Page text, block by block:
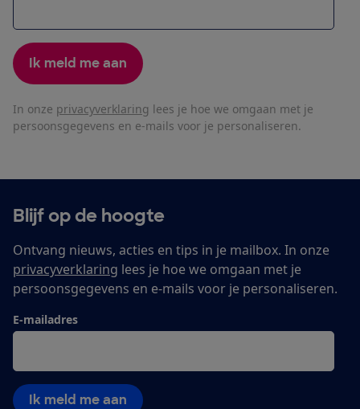
Ik meld me aan
In onze privacyverklaring lees je hoe we omgaan met je
persoonsgegevens en e-mails voor je personaliseren.
Blijf op de hoogte
Ontvang nieuws, acties en tips in je mailbox. In onze
privacyverklaring lees je hoe we omgaan met je
persoonsgegevens en e-mails voor je personaliseren.
E-mailadres
Ik meld me aan